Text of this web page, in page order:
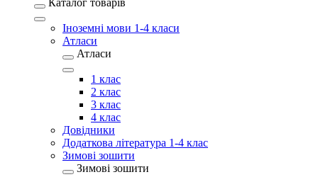
Каталог товарів
Іноземні мови 1-4 класи
Атласи
Атласи
1 клас
2 клас
3 клас
4 клас
Довідники
Додаткова література 1-4 клас
Зимові зошити
Зимові зошити